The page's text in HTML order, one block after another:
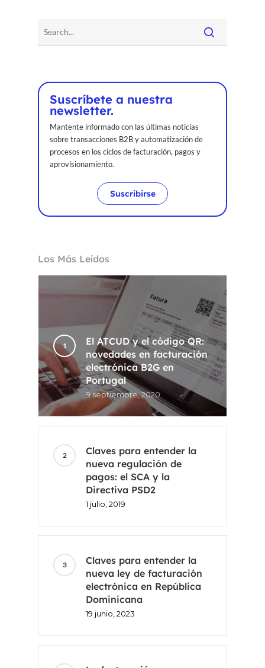
Suscríbete a nuestra
newsletter.
Mantente informado con las últimas noticias
sobre transacciones B2B y automatización de
procesos en los ciclos de facturación, pagos y
aprovisionamiento.
Suscribirse
Los Más Leídos
El ATCUD y el código QR:
novedades en facturación
electrónica B2G en
Portugal
9 septiembre, 2020
Claves para entender la
nueva regulación de
pagos: el SCA y la
Directiva PSD2
1 julio, 2019
Claves para entender la
nueva ley de facturación
electrónica en República
Dominicana
19 junio, 2023